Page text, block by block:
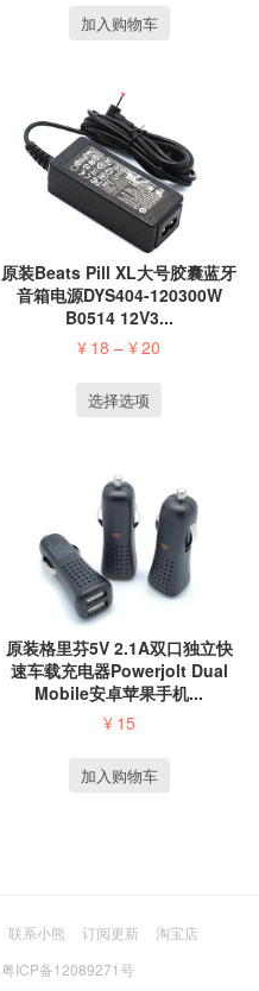
加入购物车
原装Beats Pill XL大号胶囊蓝牙
音箱电源DYS404-120300W
B0514 12V3...
¥ 18 –¥20
选择选项
原装格里芬5V 2.1A双口独立快
速车载充电器Powerjolt Dual
Mobile安卓苹果手机...
¥ 15
加入购物车
联系小熊 订阅更新
淘宝店
粤ICP备12089271号